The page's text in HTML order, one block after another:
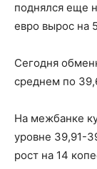
поднялся еще
евро вырос на
Сегодня
среднем по
На межбанке
уровне 39,91-
рост на 14